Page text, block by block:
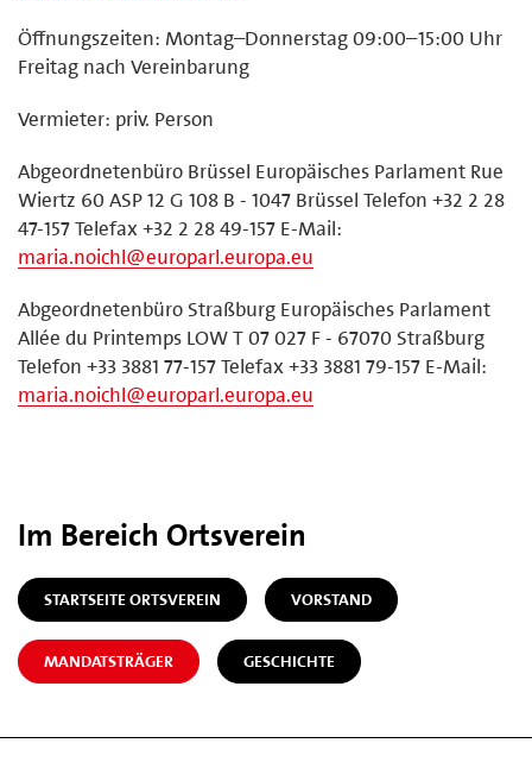
Öffnungszeiten: Montag–Donnerstag 09:00–15:00 Uhr
Freitag nach Vereinbarung
Vermieter: priv. Person
Abgeordnetenbüro Brüssel Europäisches Parlament Rue
Wiertz 60 ASP 12 G 108 B - 1047 Brüssel Telefon +32 2 28
47-157 Telefax +32 2 28 49-157 E-Mail:
maria.noichl@europarl.europa.eu
Abgeordnetenbüro Straßburg Europäisches Parlament
Allée du Printemps LOW T 07 027 F - 67070 Straßburg
Telefon +33 3881 77-157 Telefax +33 3881 79-157 E-Mail:
maria.noichl@europarl.europa.eu
Im Bereich Ortsverein
STARTSEITE ORTSVEREIN VORSTAND
MANDATSTRÄGER GESCHICHTE